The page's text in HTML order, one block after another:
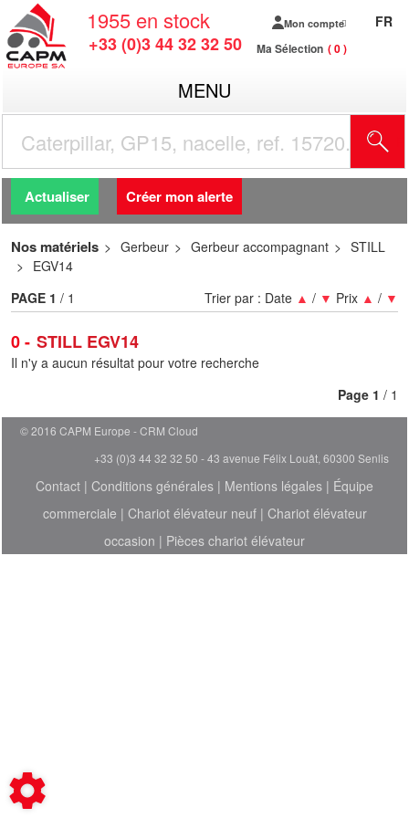
1955 en stock
+33 (0)3 44 32 32 50
Mon compte
Ma Sélection 0
FR
MENU
Actualiser Créer mon alerte
Nos matériels Gerbeur Gerbeur accompagnant
STILL
EGV14
0 STILL EGV14
Trier par : Date ▲ / ▼ Prix ▲ / ▼
PAGE 1 / 1
Il n'y a aucun résultat pour votre recherche
Page 1 / 1
© 2016 CAPM Europe
CRM Cloud
+33 (0)3 44 32 32 50 - 43 avenue Félix Louât, 60300 Senlis
Contact | Conditions générales | Mentions légales | Équipe
commerciale | Chariot élévateur neuf| Chariot élévateur
occasion | Pièces chariot élévateur